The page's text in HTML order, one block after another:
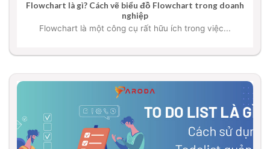
Flowchart là gì? Cách vẽ biểu đồ Flowchart trong doanh
nghiệp
Flowchart là một công cụ rất hữu ích trong việc...